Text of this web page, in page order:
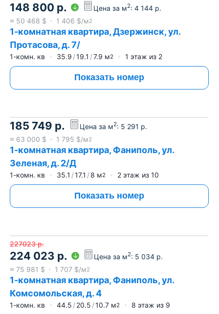
148 800 р. Цена за м2: 4 144 р.
≈ 50 468 $ 1 406 $/м2
1-комнатная квартира, Дзержинск, ул.
Протасова, д. 7/
1-комн. кв 35.9 19.1 7.9 м2 1 этаж из 2
Показать номер
185 749 р. Цена за м2: 5 291 р.
≈ 63 000 $ 1 795 $/м2
1-комнатная квартира, Фаниполь, ул.
Зеленая, д. 2/Д
1-комн. кв 35.1 17.1 8 м2 2 этаж из 10
Показать номер
227023 р.
224 023 р. Цена за м2: 5 034 р.
≈ 75 981 $ 1 707 $/м2
1-комнатная квартира, Фаниполь, ул.
Комсомольская, д. 4
1-комн. кв 44.5 20.5 10.7 м2 8 этаж из 9